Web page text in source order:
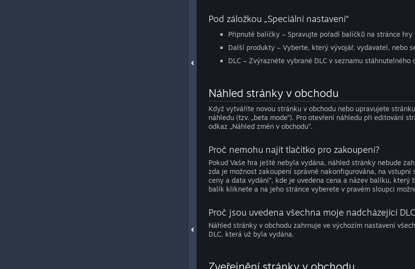
Pod záložkou „Speciální nastavení“
Připnuté balíčky – Spravujte pořadí balíčků na stránce hry
Další produkty – Vyberte, který vývojář, vydavatel, nebo
DLC – Zvýrazněte vybrané DLC v seznamu stáhnutelného
Náhled stránky v obchodu
Když vytváříte novou stránku v obchodu nebo upravujete
náhledu (tzv. „beta mode“). Pro otevření náhledu při editování
odkaz „Náhled změn v obchodu“.
Proč nemohu najít tlačítko pro zakoupení?
Pokud Vaše hra ještě nebyla vydána, náhled stránky nebude
zda je možnost zakoupení správně nakonfigurována, na
ceny a data vydání“, kde je uvedena cena a název balíku,
balík kliknete a na jeho stránce vyberete v pravém sloupci
Proč jsou uvedena všechna moje nadcházející
Náhled stránky v obchodu zahrnuje ve výchozím nastavení
DLC, která už byla vydána.
Zveřejnění stránky v obchodu